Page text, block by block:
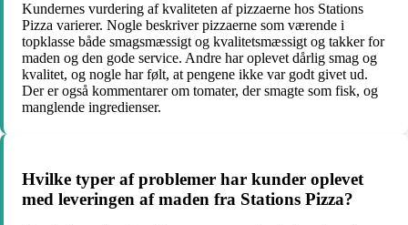
Kundernes vurdering af kvaliteten af pizzaerne hos Stations
Pizza varierer. Nogle beskriver pizzaerne som værende i
topklasse både smagsmæssigt og kvalitetsmæssigt og takker for
maden og den gode service. Andre har oplevet dårlig smag og
kvalitet, og nogle har følt, at pengene ikke var godt givet ud.
Der er også kommentarer om tomater, der smagte som fisk, og
manglende ingredienser.
Hvilke typer af problemer har kunder oplevet
med leveringen af maden fra Stations Pizza?